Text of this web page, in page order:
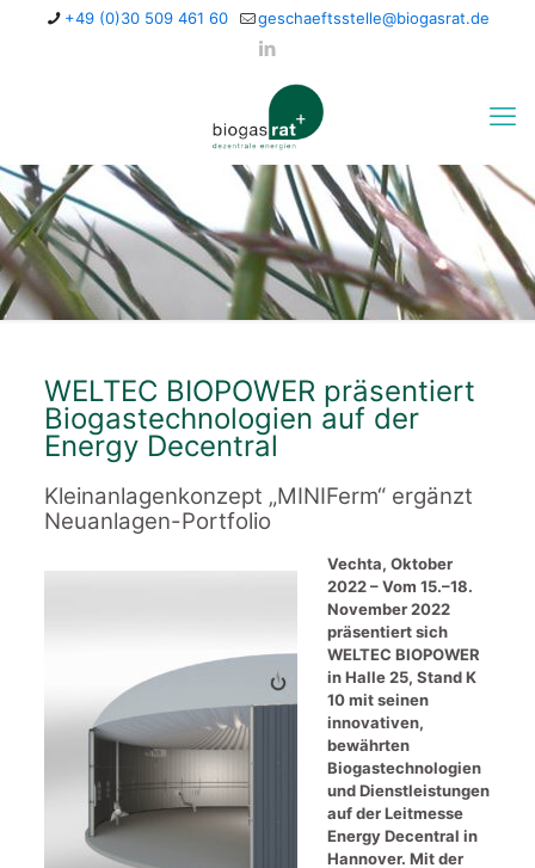
+49 (0)30 509 461 60 geschaeftsstelle@biogasrat.de
WELTEC BIOPOWER präsentiert
Biogastechnologien auf der
Energy Decentral
Kleinanlagenkonzept „MINIFerm“ ergänzt
Neuanlagen-Portfolio
Vechta, Oktober
2022 – Vom 15.–18.
November 2022
präsentiert sich
WELTEC BIOPOWER
in Halle 25, Stand K
10 mit seinen
innovativen,
bewährten
Biogastechnologien
und Dienstleistungen
auf der Leitmesse
Energy Decentral in
Hannover. Mit der